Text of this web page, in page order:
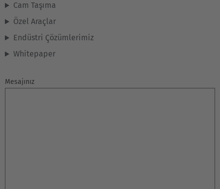
España
Español
France
Great Britain
Cam Taşıma
Özel Araçlar
Endüstri Çözümlerimiz
Whitepaper
Mesajınız